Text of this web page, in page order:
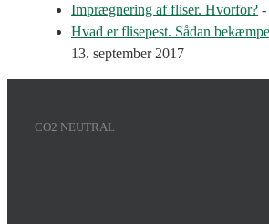
Imprægnering af fliser. Hvorfor? -
Hvad er flisepest. Sådan
13. september 2017
CO2 NEUTRAL